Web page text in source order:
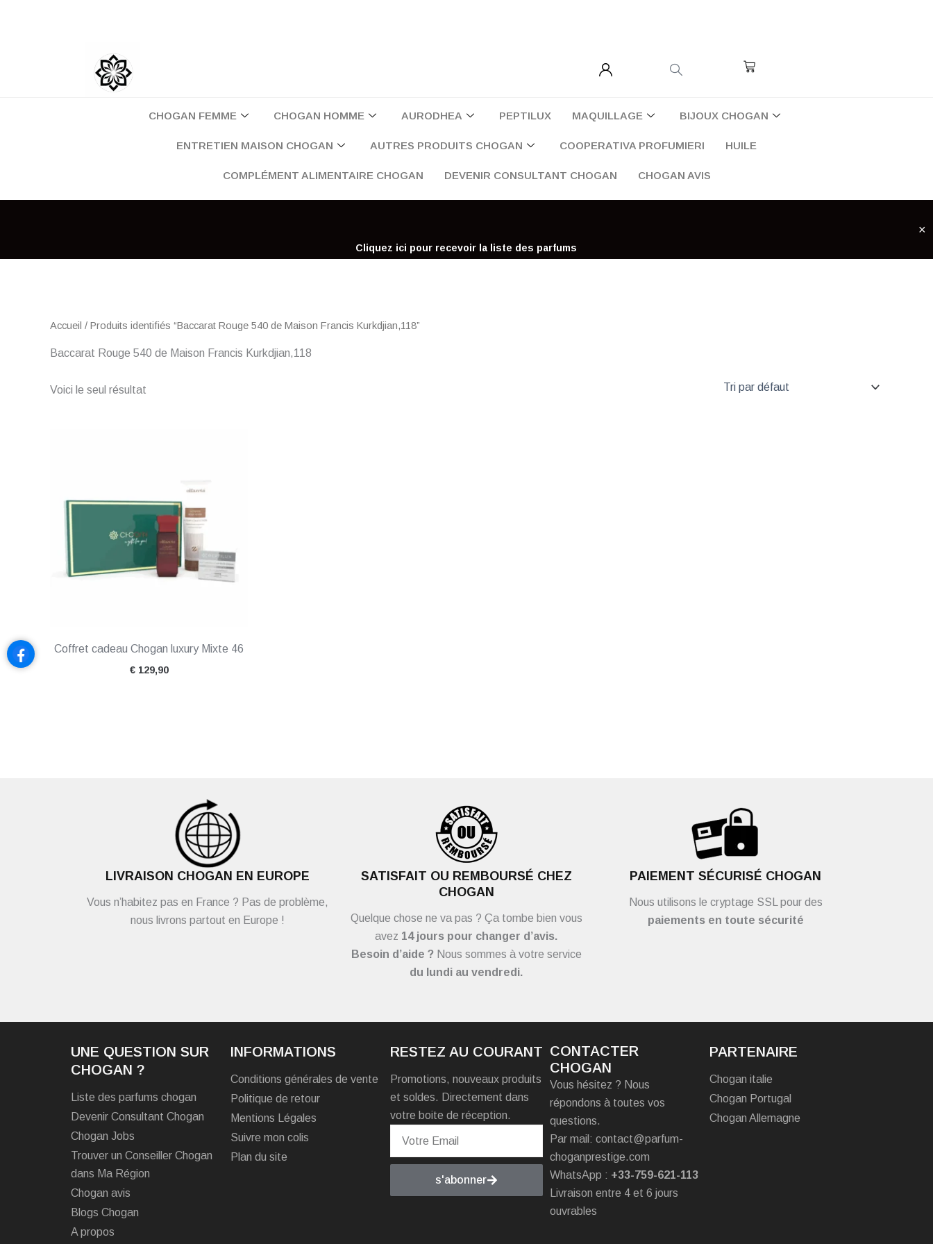
Cart
CHOGAN FEMME CHOGAN HOMME AURODHEA PEPTILUX MAQUILLAGE BIJOUX CHOGAN
ENTRETIEN MAISON CHOGAN AUTRES PRODUITS CHOGAN COOPERATIVA PROFUMIERI HUILE
COMPLÉMENT ALIMENTAIRE CHOGAN DEVENIR CONSULTANT CHOGAN CHOGAN AVIS
Cliquez ici pour recevoir la liste des parfums
×
Accueil / Produits identifiés “Baccarat Rouge 540 de Maison Francis Kurkdjian,118”
Baccarat Rouge 540 de Maison Francis Kurkdjian,118
Voici le seul résultat
Coffret cadeau Chogan luxury Mixte 46
€129,90
LIVRAISON CHOGAN EN EUROPE
Vous n’habitez pas en France ? Pas de problème,
nous livrons partout en Europe !
SATISFAIT OU REMBOURSÉ CHEZ
CHOGAN
Quelque chose ne va pas ? Ça tombe bien vous
avez 14 jours pour changer d’avis.
Besoin d’aide ?Nous sommes à votre service
du lundi au vendredi.
PAIEMENT SÉCURISÉ CHOGAN
Nous utilisons le cryptage SSL pour des
paiements en toute sécurité
UNE QUESTION SUR
CHOGAN ?
Liste des parfums chogan
Devenir Consultant Chogan
Chogan Jobs
Trouver un Conseiller Chogan
dans Ma Région
Chogan avis
Blogs Chogan
A propos
INFORMATIONS
Conditions générales de vente
Politique de retour
Mentions Légales
Suivre mon colis
Plan du site
RESTEZ AU COURANT
Promotions, nouveaux produits
et soldes. Directement dans
votre boite de réception.
s'abonner
CONTACTER
CHOGAN
Vous hésitez ? Nous
répondons à toutes vos
questions.
Par mail: contact@parfum-
choganprestige.com
WhatsApp : +33-759-621-113
Livraison entre 4 et 6 jours
ouvrables
PARTENAIRE
Chogan italie
Chogan Portugal
Chogan Allemagne